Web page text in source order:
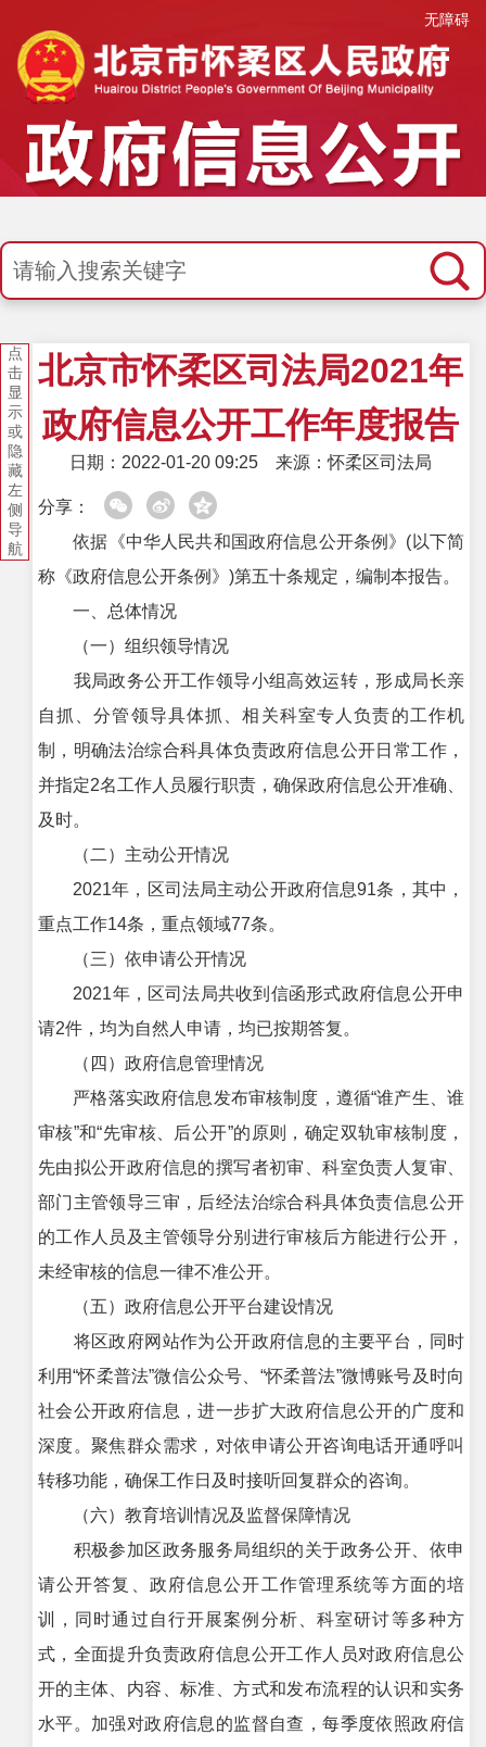
无障碍
点
击
显
示
或
隐
藏
左
侧
导
航
北京市怀柔区司法局2021年
政府信息公开工作年度报告
日期：2022-01-20 09:25 来源：怀柔区司法局
分享：
依据《中华人民共和国政府信息公开条例》(以下简
称《政府信息公开条例》)第五十条规定，编制本报告。
一、总体情况
（一）组织领导情况
我局政务公开工作领导小组高效运转，形成局长亲
自抓、分管领导具体抓、相关科室专人负责的工作机
制，明确法治综合科具体负责政府信息公开日常工作，
并指定2名工作人员履行职责，确保政府信息公开准确、
及时。
（二）主动公开情况
2021年，区司法局主动公开政府信息91条，其中，
重点工作14条，重点领域77条。
（三）依申请公开情况
2021年，区司法局共收到信函形式政府信息公开申
请2件，均为自然人申请，均已按期答复。
（四）政府信息管理情况
严格落实政府信息发布审核制度，遵循“谁产生、谁
审核”和“先审核、后公开”的原则，确定双轨审核制度，
先由拟公开政府信息的撰写者初审、科室负责人复审、
部门主管领导三审，后经法治综合科具体负责信息公开
的工作人员及主管领导分别进行审核后方能进行公开，
未经审核的信息一律不准公开。
（五）政府信息公开平台建设情况
将区政府网站作为公开政府信息的主要平台，同时
利用“怀柔普法”微信公众号、“怀柔普法”微博账号及时向
社会公开政府信息，进一步扩大政府信息公开的广度和
深度。聚焦群众需求，对依申请公开咨询电话开通呼叫
转移功能，确保工作日及时接听回复群众的咨询。
（六）教育培训情况及监督保障情况
积极参加区政务服务局组织的关于政务公开、依申
请公开答复、政府信息公开工作管理系统等方面的培
训，同时通过自行开展案例分析、科室研讨等多种方
式，全面提升负责政府信息公开工作人员对政府信息公
开的主体、内容、标准、方式和发布流程的认识和实务
水平。加强对政府信息的监督自查，每季度依照政府信